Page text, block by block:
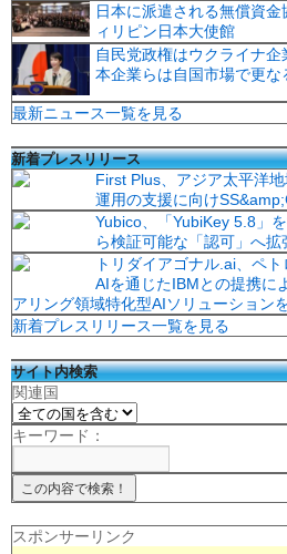
日本に派遣される無償資
ィリピン日本大使館
自民党政権はウクライナ
本企業らは自国市場で更な
最新ニュース一覧を見る
新着プレスリリース
First Plus、アジア太平洋
運用の支援に向け
Yubico、「YubiKey 5.8」
ら検証可能な「認可」へ拡
トリダイアゴナル.ai、ペ
AIを通じたIBMとの提携に
アリング領域特化型AIソリューション
新着プレスリリース一覧を見る
サイト内検索
関連国
キーワード：
スポンサーリンク